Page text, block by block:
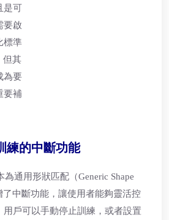
是可
要啟
標準
但其
為要
要補
練的中斷功能
通用形狀匹配（Generic Shape
了中斷功能，讓使用者能夠靈活控
用戶可以手動停止訓練，或者設置